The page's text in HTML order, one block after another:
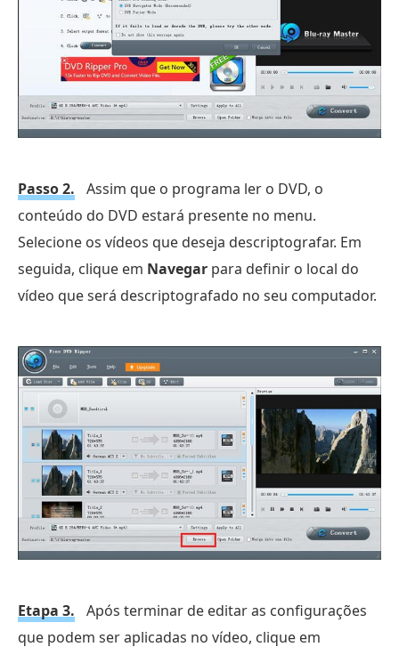
Passo 2.
Assim que o programa ler o DVD, o
conteúdo do DVD estará presente no menu.
Selecione os vídeos que deseja descriptografar. Em
seguida, clique em Navegar para definir o local do
vídeo que será descriptografado no seu computador.
Etapa 3.
Após terminar de editar as configurações
que podem ser aplicadas no vídeo, clique em